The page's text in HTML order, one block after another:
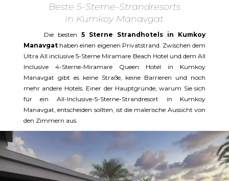
Beste 5-Sterne-Strandresorts
in Kumkoy Manavgat
Die besten5 Sterne Strandhotels in Kumkoy
Manavgat haben einen eigenen Privatstrand. Zwischen dem
Ultra All inclusive 5-Sterne Miramare Beach Hotel und dem All
Inclusive 4-Sterne-Miramare Queen Hotel in Kumkoy
Manavgat gibt es keine Straße, keine Barrieren und noch
mehr andere Hotels. Einer der Hauptgründe, warum Sie sich
für ein All-Inclusive-5-Sterne-Strandresort in Kumkoy
Manavgat, entscheiden sollten, ist die malerische Aussicht von
den Zimmern aus.